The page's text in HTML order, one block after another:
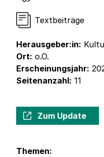
Textbeiträge
Herausgeber:in:
Ort: o.O.
Erscheinungsjahr:
Seitenanzahl: 11
Zum Update
Themen: